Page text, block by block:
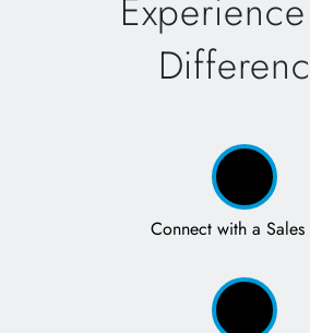
Connect with a Sales